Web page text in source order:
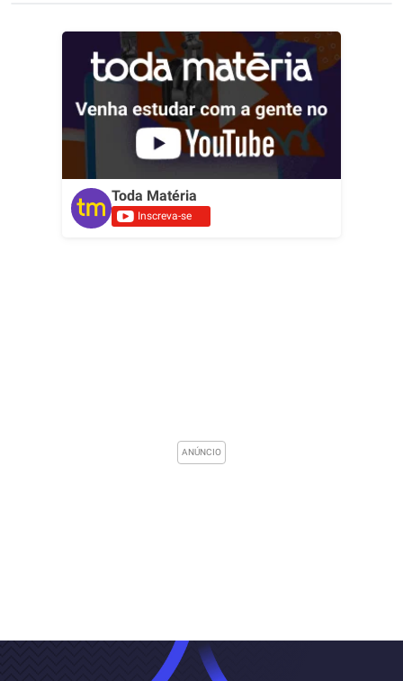
Toda Matéria
Inscreva-se